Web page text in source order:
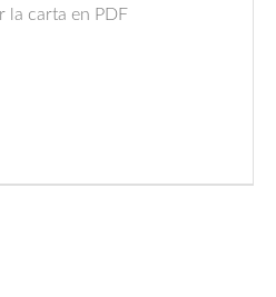
la carta en PDF